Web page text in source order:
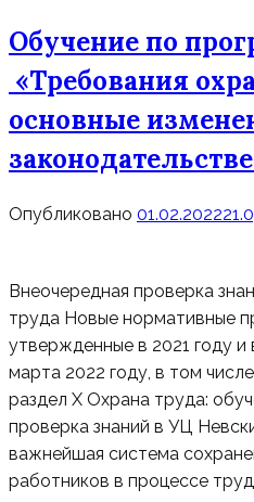
Обучение по
«Требования
основные
Опубликовано 01.02.2022
Внеочередная проверка
труда Новые нормативные
утвержденные в 2021 году и
марта 2022 году, в том
раздел X Охрана труда:
проверка знаний в УЦ
важнейшая система
работников в процессе